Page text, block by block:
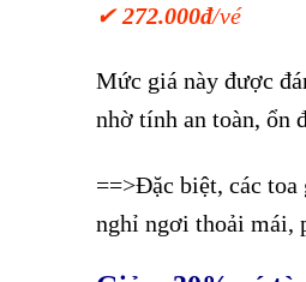
✔272.000đ/vé
Mức giá này được
nhờ tính an toàn, ổn
==>Đặc biệt, các
nghỉ ngơi thoải mái,